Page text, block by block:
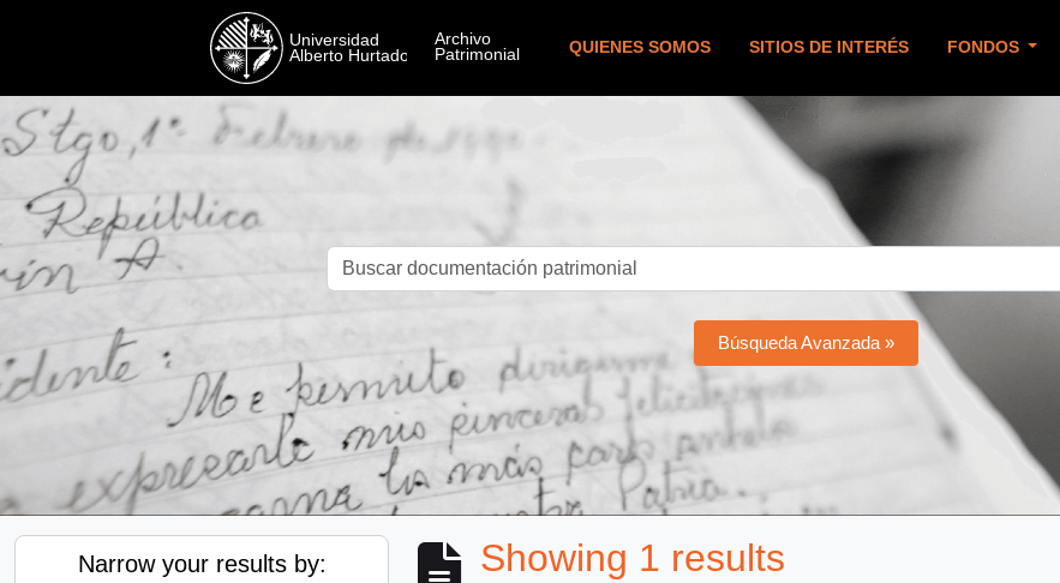
QUIENES SOMOS SITIOS DE INTERÉS FONDOS
Búsqueda Avanzada »
Narrow your results by: Showing 1 results